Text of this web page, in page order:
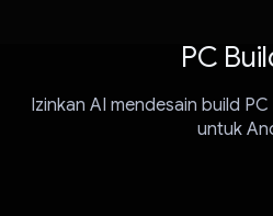
PC
Izinkan AI mendesain build
untuk